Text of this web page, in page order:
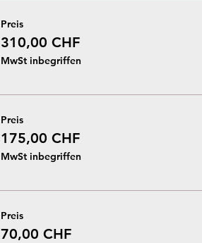
Preis
310,00 CHF
MwSt inbegriffen
Preis
175,00 CHF
MwSt inbegriffen
Preis
70,00 CHF